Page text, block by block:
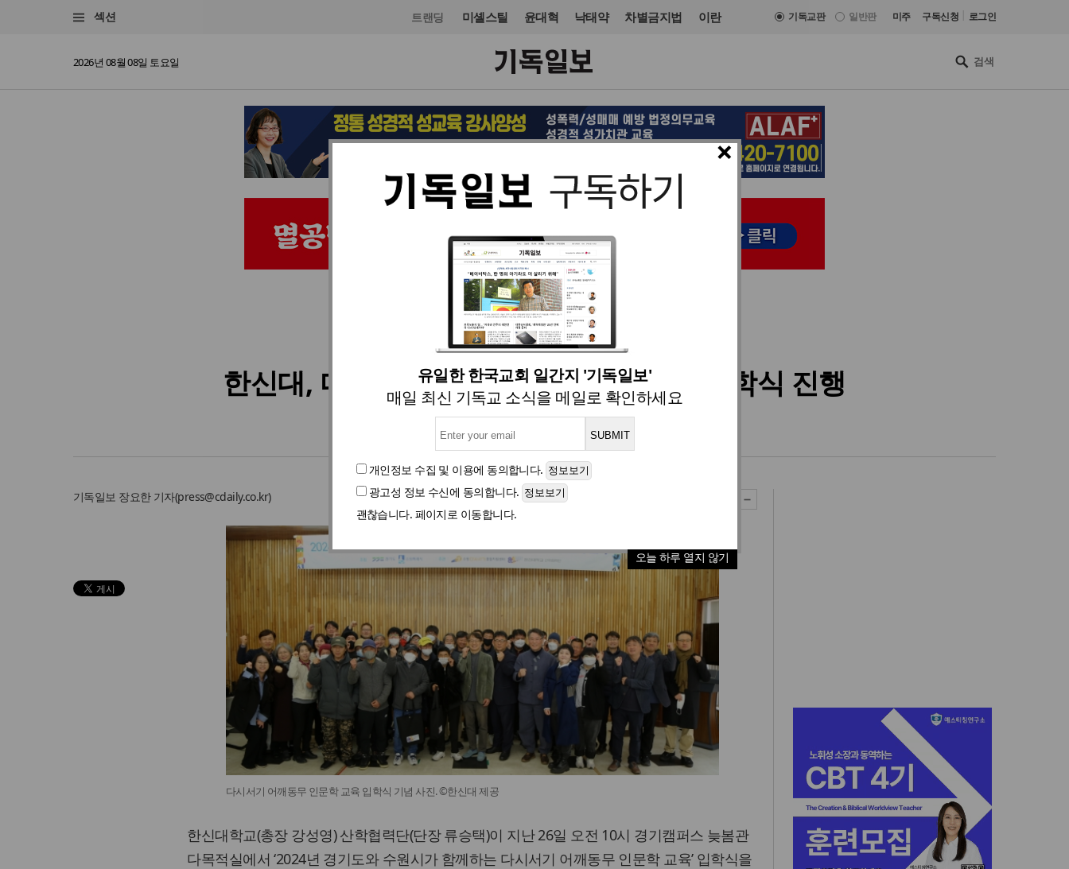
섹션 트랜딩 미셸스틸 윤대혁 낙태약 차별금지법 이란 기독교판 일반판 미주 구독신청 로그인
2026년 08월 08일 토요일
×
유일한 한국교회 일간지 '기독일보'
매일 최신 기독교 소식을 메일로 확인하세요
개인정보 수집 및 이용에 동의합니다.
광고성 정보 수신에 동의합니다.
괜찮습니다. 페이지로 이동합니다.
오늘 하루 열지 않기
목회·신학 신학 입력 2024. 03. 27 16:35
한신대, 다시서기 어깨동무 인문학 교육 입학식 진행
경기도와 수원시 공동 주최, 한신대 주관으로 열려
기독일보 장요한 기자(press@cdaily.co.kr)
다시서기 어깨동무 인문학 교육 입학식 기념 사진. ©한신대 제공
한신대학교(총장 강성영) 산학협력단(단장 류승택)이 지난 26일 오전 10시 경기캠퍼스 늦봄관
다목적실에서 ‘2024년 경기도와 수원시가 함께하는 다시서기 어깨동무 인문학 교육’ 입학식을